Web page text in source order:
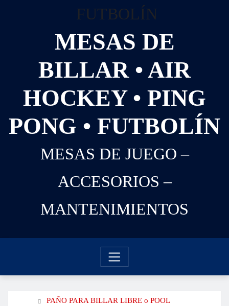
MESAS DE
BILLAR • AIR
HOCKEY • PING
PONG • FUTBOLÍN
MESAS DE JUEGO –
ACCESORIOS –
MANTENIMIENTOS
PAÑO PARA BILLAR LIBRE o POOL